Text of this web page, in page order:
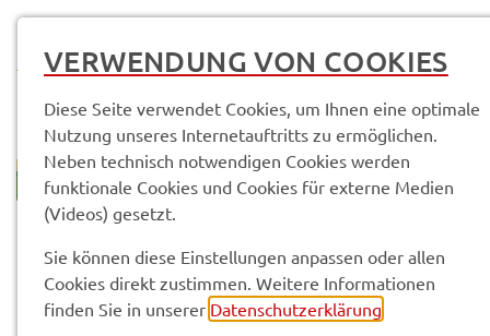
Vorle­sen
VERWENDUNG VON COOKIES
Diese Seite verwendet Cookies, um Ihnen eine optimale
Nutzung unseres Internetauftritts zu ermöglichen.
Neben technisch notwendigen Cookies werden
funktionale Cookies und Cookies für externe Medien
(Videos) gesetzt.
Sie können diese Einstellungen anpassen oder allen
Cookies direkt zustimmen. Weitere Informationen
finden Sie in unserer Datenschutzerklärung